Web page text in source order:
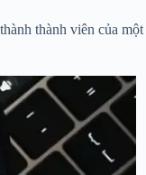
thành viên của một